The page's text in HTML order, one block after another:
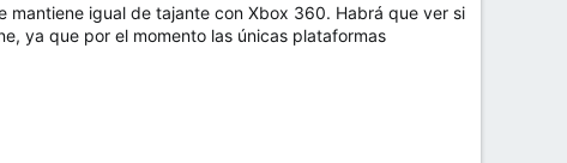
mantiene igual de tajante con Xbox 360. Habrá que ver si
ya que por el momento las únicas plataformas